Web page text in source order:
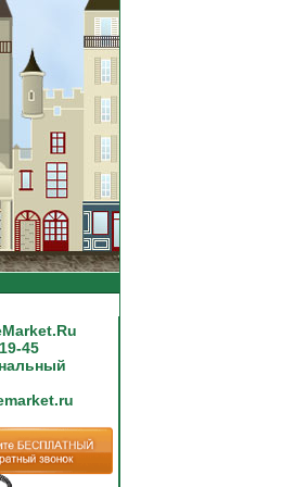
от 20000 рублей.
45